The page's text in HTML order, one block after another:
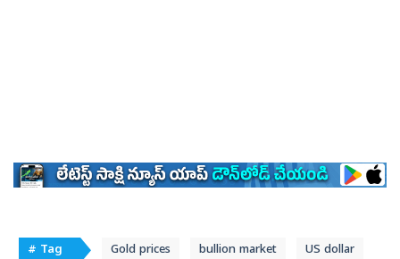
# Tag Gold prices bullion market US dollar